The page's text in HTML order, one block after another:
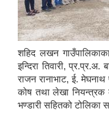
शहिद लखन
इन्दिरा तिवारी,
राजन रानाभाट, ई.
कोष तथा लेखा नियन्त्रक
भण्डारी सहितको टोलिका